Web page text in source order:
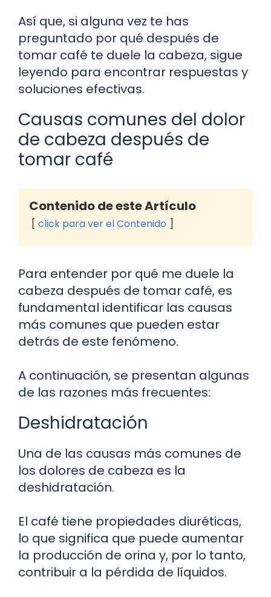
Así que, si alguna vez te has
preguntado por qué después de
tomar café te duele la cabeza, sigue
leyendo para encontrar respuestas y
soluciones efectivas.
Causas comunes del dolor
de cabeza después de
tomar café
Contenido de este Artículo
click para ver el Contenido
Para entender por qué me duele la
cabeza después de tomar café, es
fundamental identificar las causas
más comunes que pueden estar
detrás de este fenómeno.
A continuación, se presentan algunas
de las razones más frecuentes:
Deshidratación
Una de las causas más comunes de
los dolores de cabeza es la
deshidratación.
El café tiene propiedades diuréticas,
lo que significa que puede aumentar
la producción de orina y, por lo tanto,
contribuir a la pérdida de líquidos.